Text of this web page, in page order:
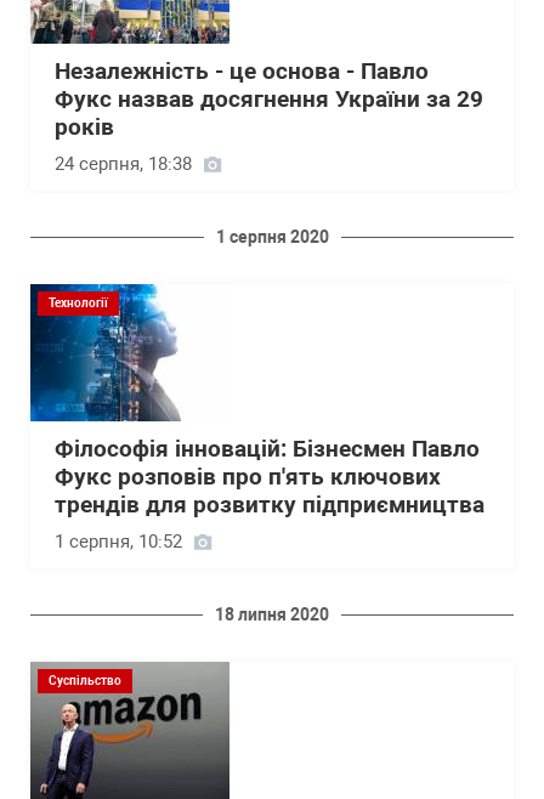
Незалежність - це основа - Павло
Фукс назвав досягнення України за 29
років
24 серпня, 18:38
1 серпня 2020
Технології
Філософія інновацій: Бізнесмен Павло
Фукс розповів про п'ять ключових
трендів для розвитку підприємництва
1 серпня, 10:52
18 липня 2020
Суспільство